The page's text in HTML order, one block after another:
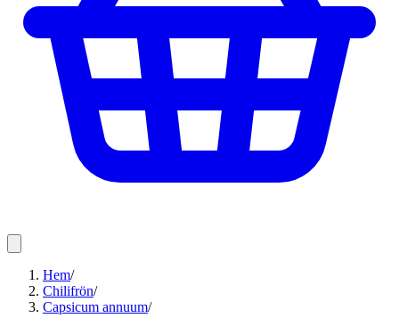
Hem/
Chilifrön/
Capsicum annuum/